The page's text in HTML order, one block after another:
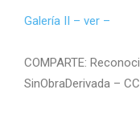
Galería II – ver –
COMPARTE:
SinObraDerivada –